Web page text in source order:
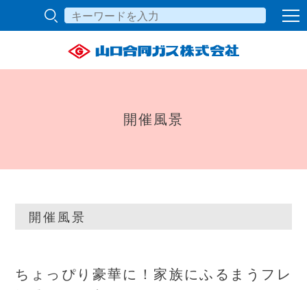
開催風景
開催風景
ちょっぴり豪華に！家族にふるまうフレ